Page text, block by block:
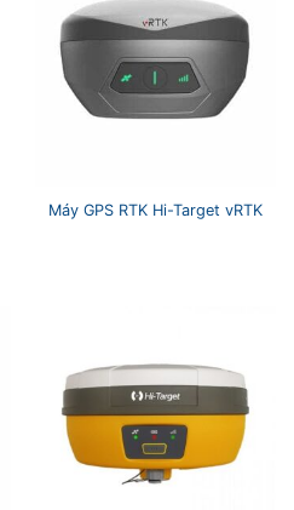
Máy GPS RTK Hi-Target vRTK